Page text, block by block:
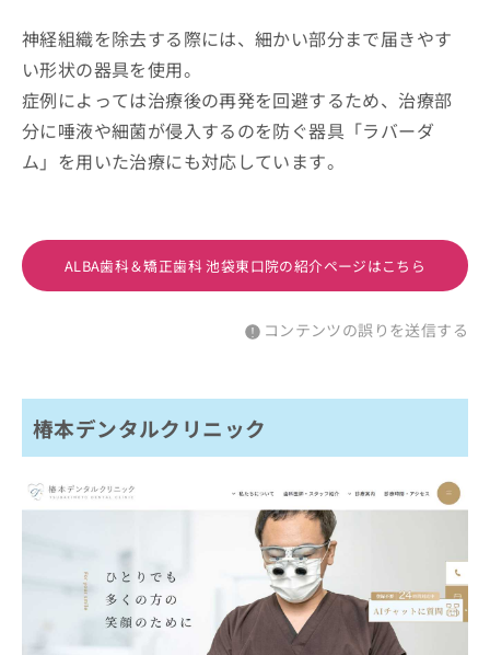
神経組織を除去する際には、細かい部分まで届きやす
い形状の器具を使用。
症例によっては治療後の再発を回避するため、治療部
分に唾液や細菌が侵入するのを防ぐ器具「ラバーダ
ム」を用いた治療にも対応しています。
ALBA歯科＆矯正歯科 池袋東口院の紹介ページはこちら
コンテンツの誤りを送信する
椿本デンタルクリニック